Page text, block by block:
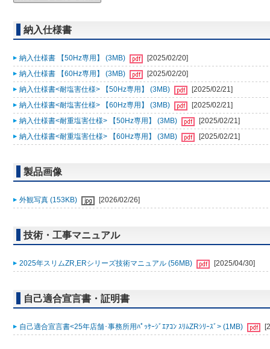
納入仕様書
納入仕様書 【50Hz専用】 (3MB)
[2025/02/20]
納入仕様書 【60Hz専用】 (3MB)
[2025/02/20]
納入仕様書<耐塩害仕様> 【50Hz専用】 (3MB)
[2025/02/21]
納入仕様書<耐塩害仕様> 【60Hz専用】 (3MB)
[2025/02/21]
納入仕様書<耐重塩害仕様> 【50Hz専用】 (3MB)
[2025/02/21]
納入仕様書<耐重塩害仕様> 【60Hz専用】 (3MB)
[2025/02/21]
製品画像
外観写真 (153KB) [2026/02/26]
技術・工事マニュアル
2025年スリムZR,ERシリーズ技術マニュアル (56MB) [2025/04/30]
自己適合宣言書・証明書
自己適合宣言書<25年店舗･事務所用ﾊﾟｯｹｰｼﾞｴｱｺﾝ ｽﾘﾑZRｼﾘｰｽﾞ> (1MB)